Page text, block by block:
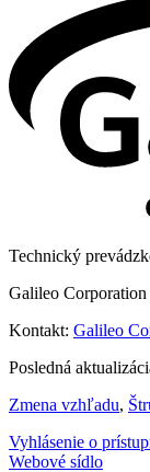
Technický
Galileo
Kontakt: Galileo
Posledná
Zmena vzhľadu,
Vyhlásenie o
Webové sídlo